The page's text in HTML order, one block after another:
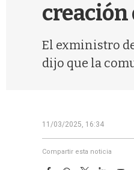
El exministro
dijo que la
11/03/2025, 16:34
Compartir esta noticia
F
W
T
L
E